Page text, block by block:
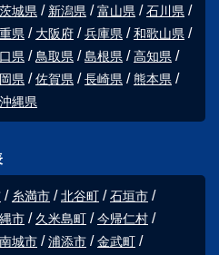
茨城県 新潟県 富山県
石川県
県 大阪府 兵庫県
和歌山県
県 鳥取県 島根県
高知県
県 佐賀県 長崎県
熊本県
沖縄県
糸満市 北谷町
石垣市
市 久米島町
今帰仁村
南城市 浦添市
金武町